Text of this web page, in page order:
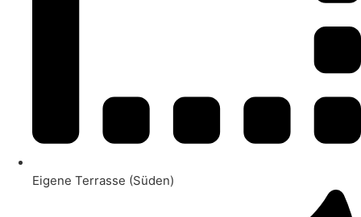
Eigene Terrasse (Süden)